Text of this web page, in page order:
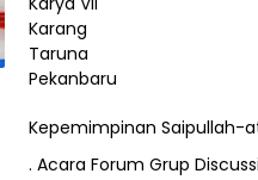
Kepemimpinan Saipullah-
. Acara Forum Grup